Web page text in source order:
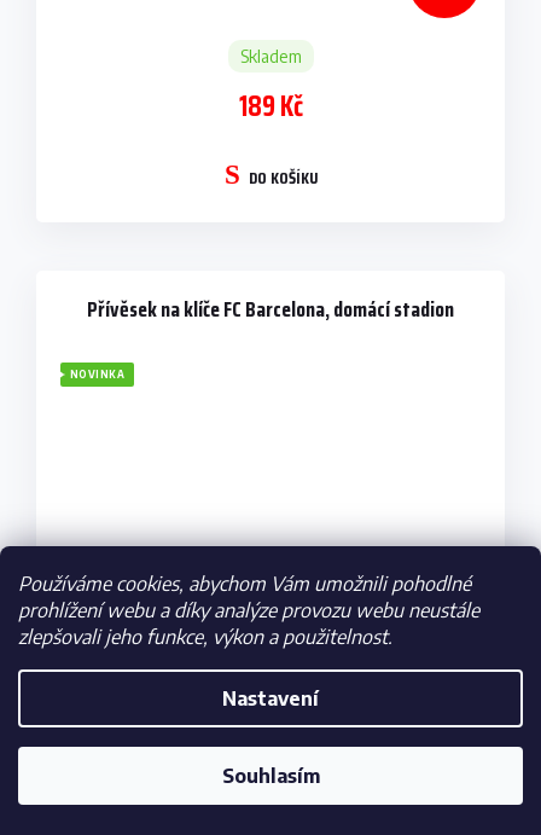
Používáme cookies, abychom Vám umožnili pohodlné
prohlížení webu a díky analýze provozu webu neustále
zlepšovali jeho funkce, výkon a použitelnost.
Nastavení
Souhlasím
Skladem
189 Kč
DO KOŠÍKU
Přívěsek na klíče FC Barcelona, domácí stadion
NOVINKA
179 Kč